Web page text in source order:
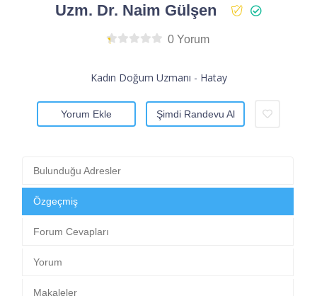
Uzm. Dr. Naim Gülşen
0 Yorum
Kadın Doğum Uzmanı - Hatay
Yorum Ekle Şimdi Randevu Al
Bulunduğu Adresler
Özgeçmiş
Forum Cevapları
Yorum
Makaleler